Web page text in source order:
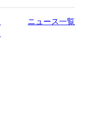
ニュース一覧